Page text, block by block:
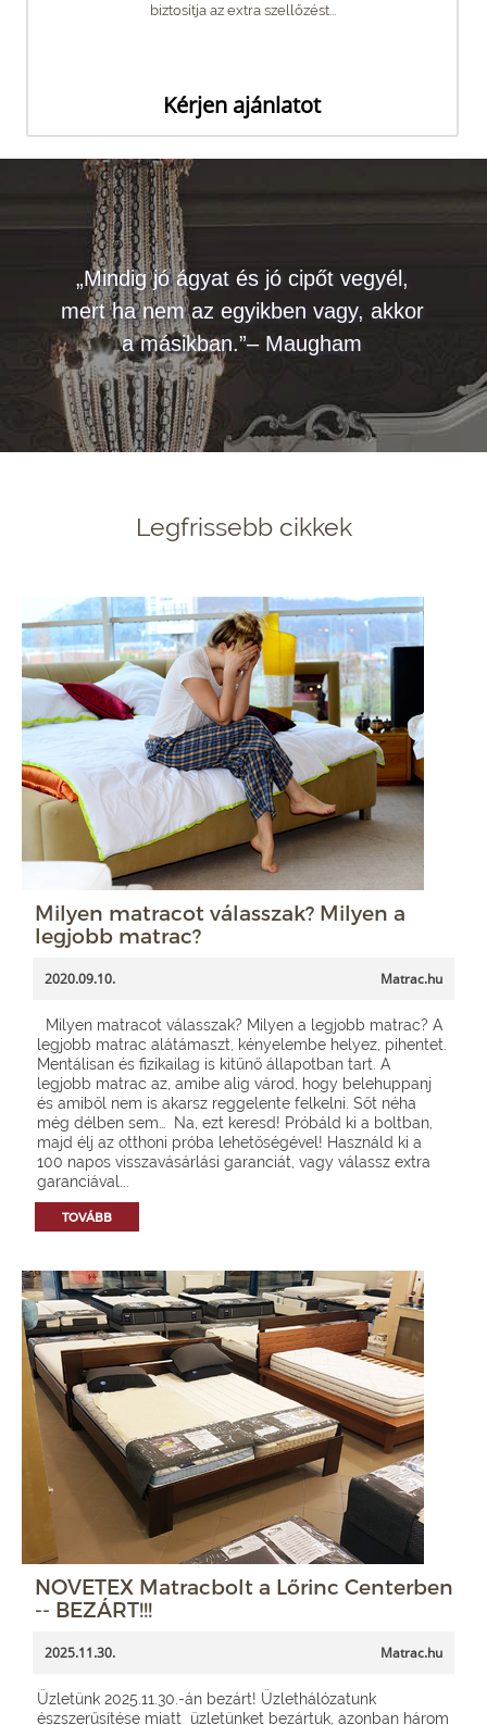
biztosítja az extra szellőzést...
Kérjen ajánlatot
„Mindig jó ágyat és jó cipőt vegyél,
mert ha nem az egyikben vagy, akkor
a másikban.”– Maugham
Legfrissebb cikkek
Milyen matracot válasszak? Milyen a
legjobb matrac?
2020.09.10. Matrac.hu
Milyen matracot válasszak? Milyen a legjobb matrac? A
legjobb matrac alátámaszt, kényelembe helyez, pihentet.
Mentálisan és fizikailag is kitűnő állapotban tart. A
legjobb matrac az, amibe alig várod, hogy belehuppanj
és amiből nem is akarsz reggelente felkelni. Sőt néha
még délben sem… Na, ezt keresd! Próbáld ki a boltban,
majd élj az otthoni próba lehetőségével! Használd ki a
100 napos visszavásárlási garanciát, vagy válassz extra
garanciával...
TOVÁBB
NOVETEX Matracbolt a Lőrinc Centerben
-- BEZÁRT!!!
2025.11.30. Matrac.hu
Üzletünk 2025.11.30.-án bezárt! Üzlethálózatunk
észszerűsítése miatt üzletünket bezártuk, azonban három